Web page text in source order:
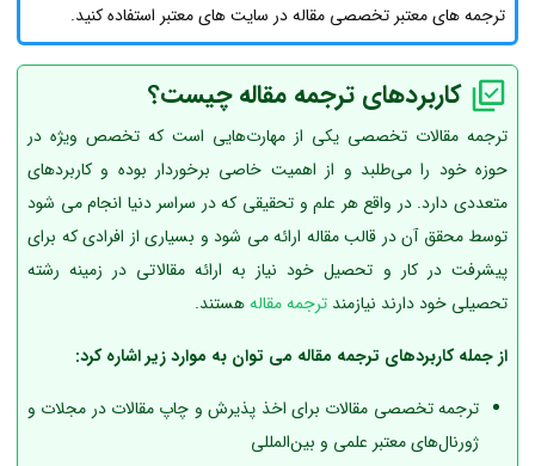
ترجمه های معتبر تخصصی مقاله در سایت های معتبر استفاده کنید.
کاربردهای ترجمه مقاله چیست؟
ترجمه مقالات تخصصی یکی از مهارت‌هایی است که تخصص ویژه در
حوزه خود را می‌طلبد و از اهمیت خاصی برخوردار بوده و کاربردهای
متعددی دارد. در واقع هر علم و تحقیقی که در سراسر دنیا انجام می شود
توسط محقق آن در قالب مقاله ارائه می شود و بسیاری از افرادی که برای
پیشرفت در کار و تحصیل خود نیاز به ارائه مقالاتی در زمینه رشته
تحصیلی خود دارند نیازمند ترجمه مقالههستند.
از جمله کاربردهای ترجمه مقاله می توان به موارد زیر اشاره کرد:
ترجمه تخصصی مقالات برای اخذ پذیرش و چاپ مقالات در مجلات و
ژورنال‌های معتبر علمی و بین‌المللی